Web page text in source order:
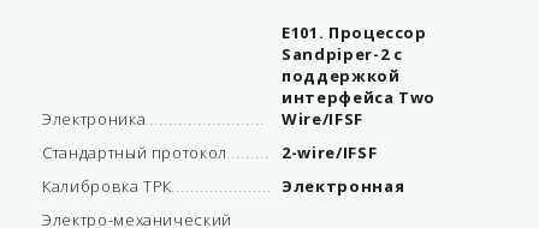
Электроника
Е101. Процессор
Sandpiper-2 с
поддержкой
интерфейса Two
Wire/IFSF
Стандартный протокол
2-wire/IFSF
Калибровка ТРК
Электронная
Электро-механический